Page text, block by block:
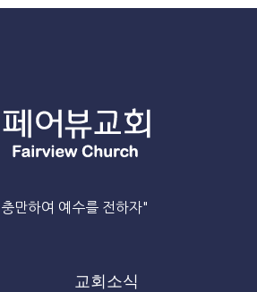
만하여 예수를 전하자"
교회소식